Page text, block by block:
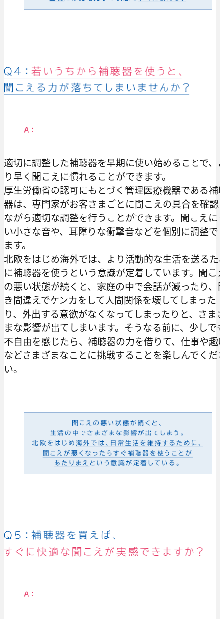
適切に調整した補聴器を早期に使い始めることで、
り早く聞こえに慣れることができます。
厚生労働省の認可にもとづく管理医療機器である
器は、専門家がお客さまごとに聞こえの具合を確
ながら適切な調整を行うことができます。聞こえ
い小さな音や、耳障りな衝撃音などを個別に調整
ます。
北欧をはじめ海外では、より活動的な生活を送る
に補聴器を使うという意識が定着しています。聞こ
の悪い状態が続くと、家庭の中で会話が減ったり、
き間違えでケンカをして人間関係を壊してしまった
り、外出する意欲がなくなってしまったりと、さま
まな影響が出てしまいます。そうなる前に、少しで
不自由を感じたら、補聴器の力を借りて、仕事や
などさまざまなことに挑戦することを楽しんでく
い。